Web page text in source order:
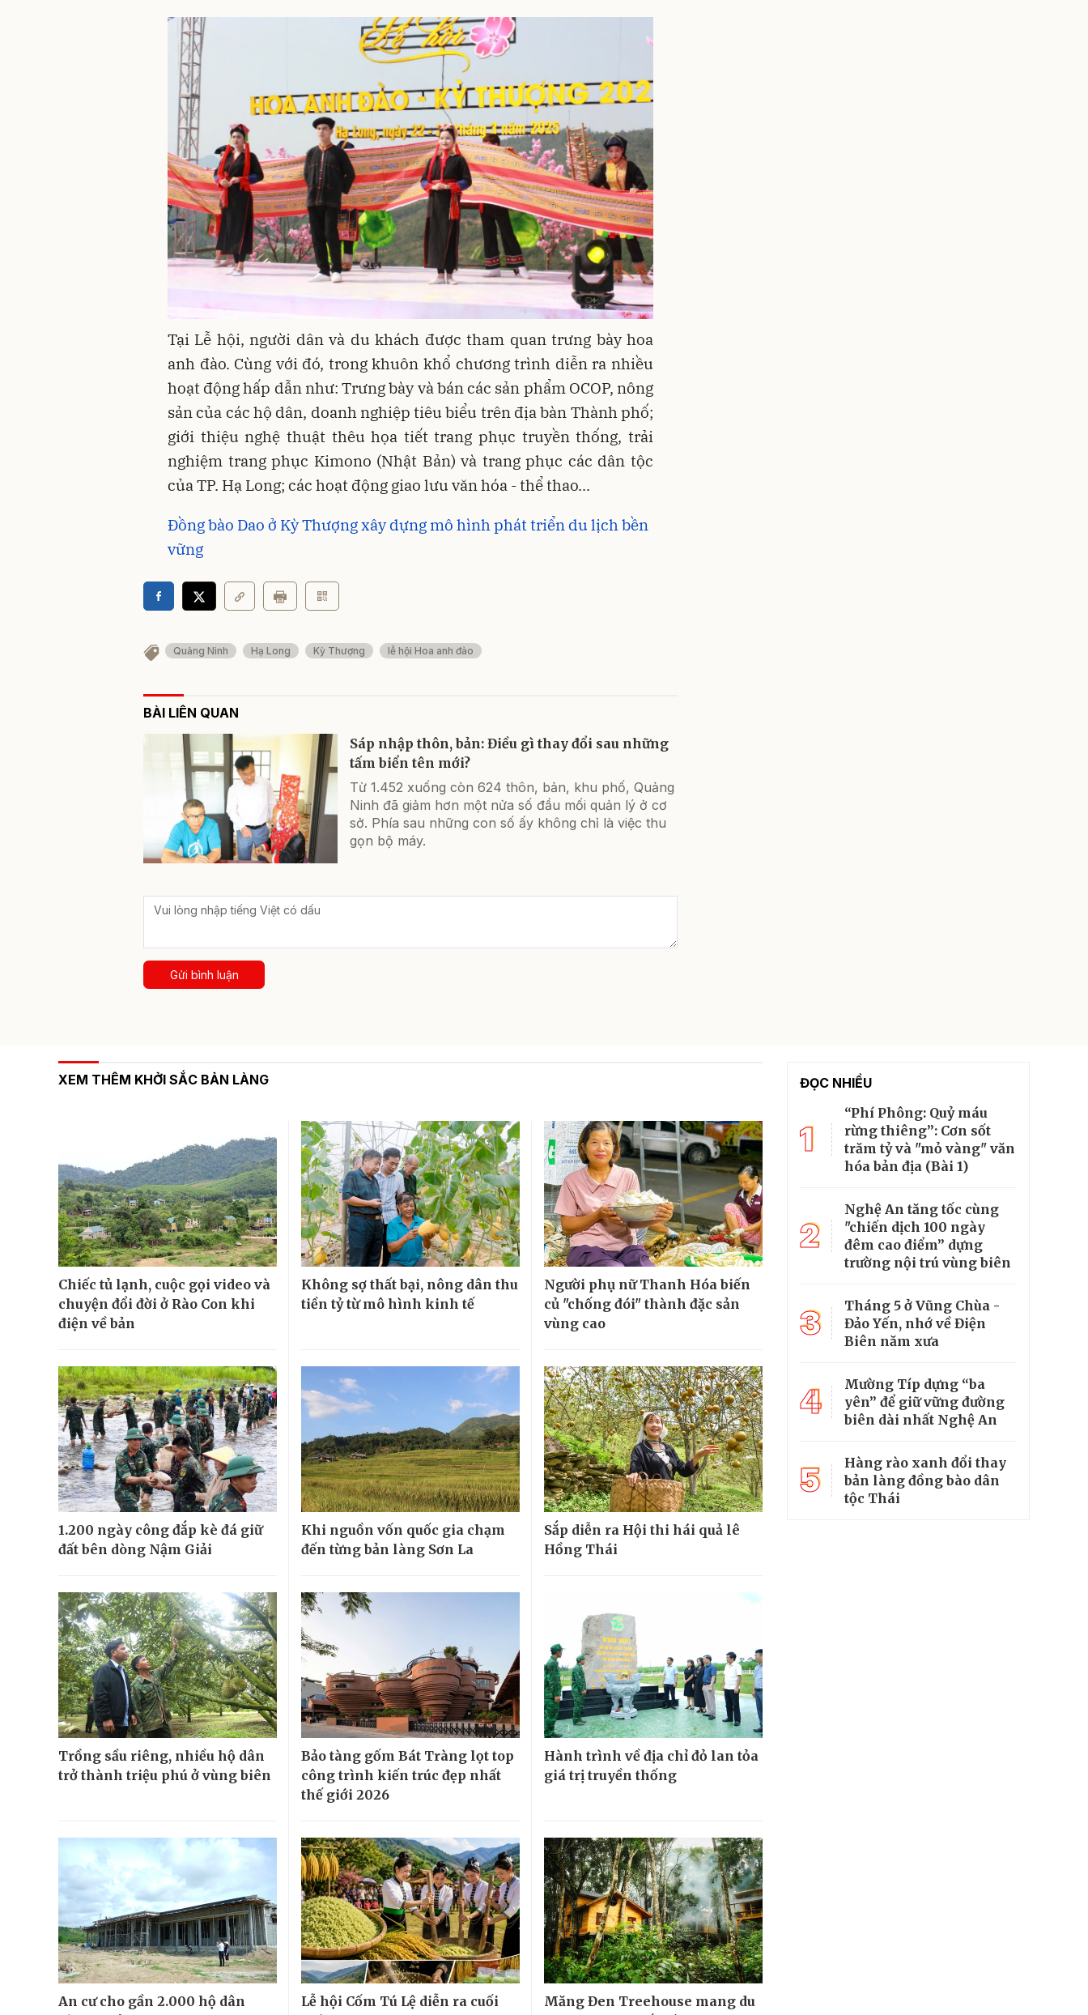
Tại Lễ hội, người dân và du khách được tham quan trưng bày hoa
anh đào. Cùng với đó, trong khuôn khổ chương trình diễn ra nhiều
hoạt động hấp dẫn như: Trưng bày và bán các sản phẩm OCOP, nông
sản của các hộ dân, doanh nghiệp tiêu biểu trên địa bàn Thành phố;
giới thiệu nghệ thuật thêu họa tiết trang phục truyền thống, trải
nghiệm trang phục Kimono (Nhật Bản) và trang phục các dân tộc
của TP. Hạ Long; các hoạt động giao lưu văn hóa - thể thao...
Đồng bào Dao ở Kỳ Thượng xây dựng mô hình phát triển du lịch bền
vững
Quảng Ninh Hạ Long Kỳ Thượng lễ hội Hoa anh đào
BÀI LIÊN QUAN
Sáp nhập thôn, bản: Điều gì thay đổi sau những
tấm biển tên mới?
Từ 1.452 xuống còn 624 thôn, bản, khu phố, Quảng
Ninh đã giảm hơn một nửa số đầu mối quản lý ở cơ
sở. Phía sau những con số ấy không chỉ là việc thu
gọn bộ máy.
Gửi bình luận
XEM THÊM KHỞI SẮC BẢN LÀNG
Chiếc tủ lạnh, cuộc gọi video và
chuyện đổi đời ở Rào Con khi
điện về bản
Không sợ thất bại, nông dân thu
tiền tỷ từ mô hình kinh tế
Người phụ nữ Thanh Hóa biến
củ "chống đói" thành đặc sản
vùng cao
1.200 ngày công đắp kè đá giữ
đất bên dòng Nậm Giải
Khi nguồn vốn quốc gia chạm
đến từng bản làng Sơn La
Sắp diễn ra Hội thi hái quả lê
Hồng Thái
Trồng sầu riêng, nhiều hộ dân
trở thành triệu phú ở vùng biên
Bảo tàng gốm Bát Tràng lọt top
công trình kiến trúc đẹp nhất
thế giới 2026
Hành trình về địa chỉ đỏ lan tỏa
giá trị truyền thống
An cư cho gần 2.000 hộ dân
Lễ hội Cốm Tú Lệ diễn ra cuối
Măng Đen Treehouse mang du
ĐỌC NHIỀU
1
“Phí Phông: Quỷ máu
rừng thiêng”: Cơn sốt
trăm tỷ và "mỏ vàng" văn
hóa bản địa (Bài 1)
2
Nghệ An tăng tốc cùng
"chiến dịch 100 ngày
đêm cao điểm” dựng
trường nội trú vùng biên
3
Tháng 5 ở Vũng Chùa -
Đảo Yến, nhớ về Điện
Biên năm xưa
4
Mường Típ dựng “ba
yên” để giữ vững đường
biên dài nhất Nghệ An
5
Hàng rào xanh đổi thay
bản làng đồng bào dân
tộc Thái